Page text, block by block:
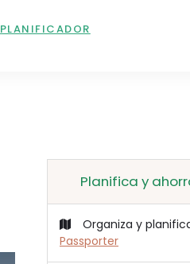
PLANIFICADOR
Planifica y
Organiza y
Passporter